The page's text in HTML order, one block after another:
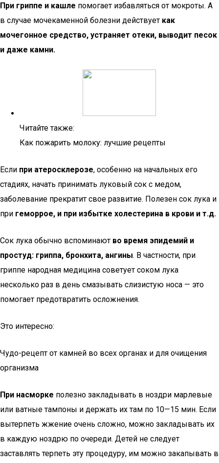
При гриппе и кашле помогает избавляться от мокроты. А
в случае мочекаменной болезни действует как
мочегонное средство, устраняет отеки, выводит песок
и даже камни.
Читайте также:
Как пожарить молоку: лучшие рецепты
Если при атеросклерозе, особенно на начальных его
стадиях, начать принимать луковый сок с медом,
заболевание прекратит свое развитие. Полезен сок лука и
при геморрое, и при избытке холестерина в крови и т.д.
Сок лука обычно вспоминают во время эпидемий и
простуд: гриппа, бронхита, ангины. В частности, при
гриппе народная медицина советует соком лука
несколько раз в день смазывать слизистую носа — это
помогает предотвратить осложнения.
Это интересно:
Чудо-рецепт от камней во всех органах и для очищения
организма
При насморке полезно закладывать в ноздри марлевые
или ватные тампоны и держать их там по 10—15 мин. Если
вытерпеть жжение очень сложно, можно закладывать их
в каждую ноздрю по очереди. Детей не следует
заставлять терпеть эту процедуру, им можно закапывать в